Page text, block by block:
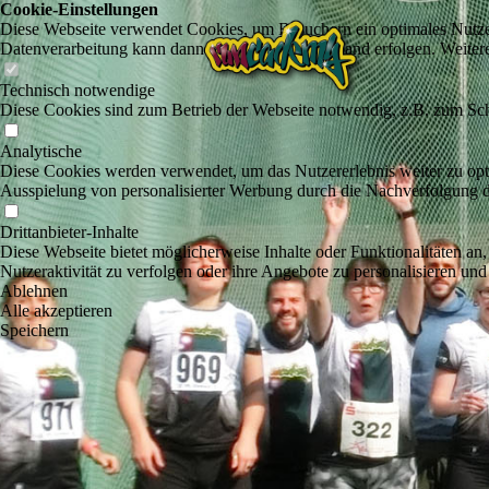
Cookie-Einstellungen
Diese Webseite verwendet Cookies, um Besuchern ein optimales
Datenverarbeitung kann dann auch in einem Drittland erfolgen.
Technisch notwendige
Diese Cookies sind zum Betrieb der Webseite notwendig, z.B. zum
Analytische
Diese Cookies werden verwendet, um das Nutzererlebnis weiter zu
Ausspielung von personalisierter Werbung durch die Nachverfolgung
Drittanbieter-Inhalte
Diese Webseite bietet möglicherweise Inhalte oder Funktionalitäten
Nutzeraktivität zu verfolgen oder ihre Angebote zu personalisieren
Ablehnen
Alle akzeptieren
Speichern